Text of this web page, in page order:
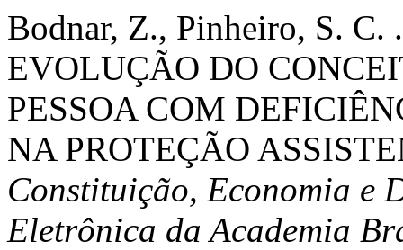
Bodnar, Z., Pinheiro, S. C.
EVOLUÇÃO DO
PESSOA COM
NA PROTEÇÃO
Constituição, Economia e
Eletrônica da Academia